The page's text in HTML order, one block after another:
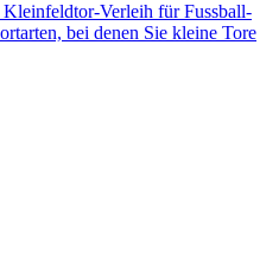
Verleih für Fussball-
bei denen Sie kleine Tore